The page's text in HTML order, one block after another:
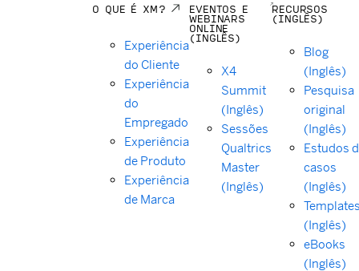
O QUE É XM?
Experiência
do Cliente
Experiência
do
Empregado
Experiência
de Produto
Experiência
de Marca
EVENTOS E
WEBINARS
ONLINE
(INGLÊS)
X4
Summit
(Inglês)
Sessões
Qualtrics
Master
(Inglês)
RECURSOS
(INGLÊS)
Blog
(Inglês)
Pesquisa
original
(Inglês)
Estudos
casos
(Inglês)
(Inglês)
eBooks
(Inglês)